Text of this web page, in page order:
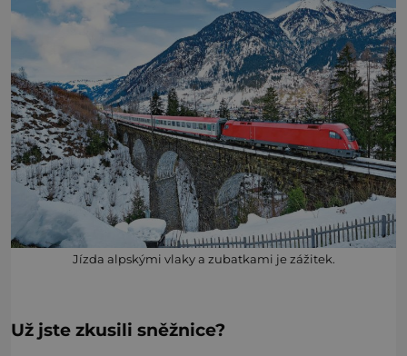
Jízda alpskými vlaky a zubatkami je zážitek.
Už jste zkusili sněžnice?